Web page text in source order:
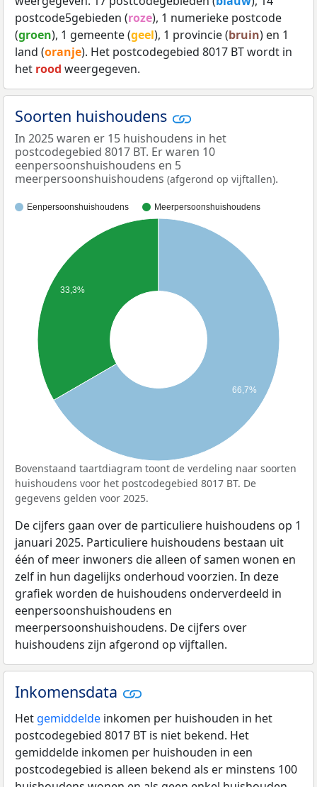
postcode5gebieden (roze), 1 numerieke postcode
(groen), 1 gemeente (geel), 1 provincie (bruin) en 1
land (oranje). Het postcodegebied 8017 BT wordt in
het rood weergegeven.
Soorten huishoudens
In 2025 waren er 15 huishoudens in het
postcodegebied 8017 BT. Er waren 10
eenpersoonshuishoudens en 5
meerpersoonshuishoudens (afgerond op vijftallen).
Eenpersoonshuishoudens Meerpersoonshuishoudens
33,3%
66,7%
Bovenstaand taartdiagram toont de verdeling naar soorten
huishoudens voor het postcodegebied 8017 BT. De
gegevens gelden voor 2025.
De cijfers gaan over de particuliere huishoudens op 1
januari 2025. Particuliere huishoudens bestaan uit
één of meer inwoners die alleen of samen wonen en
zelf in hun dagelijks onderhoud voorzien. In deze
grafiek worden de huishoudens onderverdeeld in
eenpersoonshuishoudens en
meerpersoonshuishoudens. De cijfers over
huishoudens zijn afgerond op vijftallen.
Inkomensdata
Het gemiddelde inkomen per huishouden in het
postcodegebied 8017 BT is niet bekend. Het
gemiddelde inkomen per huishouden in een
postcodegebied is alleen bekend als er minstens 100